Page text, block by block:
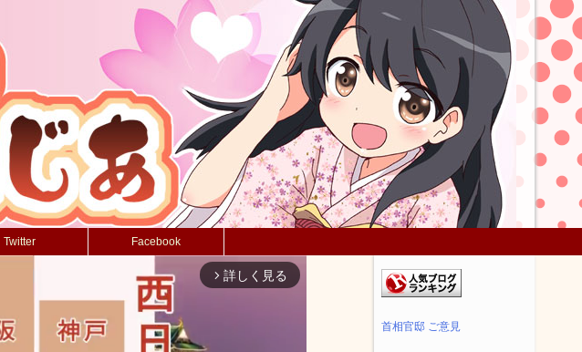
Twitter Facebook
arrow_forward_ios 詳しく見る
首相官邸 ご意見